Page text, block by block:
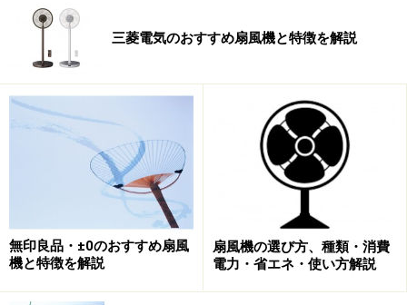
用の有無によっても異なりますが、それぞれの細かな情
報を全て確認しなくても、最大と最小の消費電力を確認
しておけば良いでしょう。製品スペックに明記されてい
ない場合、取り扱い説明書などに記載がある場合もあり
ますので確認してみてください。
首の高さが変えられる場合、その方法と調整範囲を確認
しましょう。ポールを着脱して2段階の高さにするタイ
プや、スライド式で複数段階に調整できるタイプがあり
ます。例えば、高さが50cm前後まで低くなればテーブル
や台上などに置くこともできるので、活用シーンが多く
三菱電気のおすすめ扇風機と特徴を解説
無印良品・±0のおすすめ扇風
機と特徴を解説
扇風機の選び方、種類・消費
電力・省エネ・使い方解説